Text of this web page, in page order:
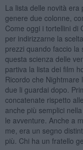
La lista delle novità
genere due colonne,
Come oggi i tortellini di
per indirizzarne la
prezzi quando faccio
questa scienza delle
partiva la lista dei film
Ricordo che
due li guardai dopo.
concatenate rispetto
anche più semplici
le avventure. Anche a
me, era un segno
più. Chi ha un fratello